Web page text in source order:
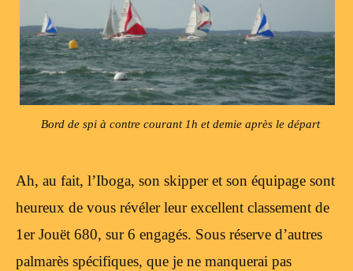
Bord de spi à contre courant 1h et demie après le départ
Ah, au fait, l’Iboga, son skipper et son équipage sont
heureux de vous révéler leur excellent classement de
1er Jouët 680, sur 6 engagés. Sous réserve d’autres
palmarès spécifiques, que je ne manquerai pas